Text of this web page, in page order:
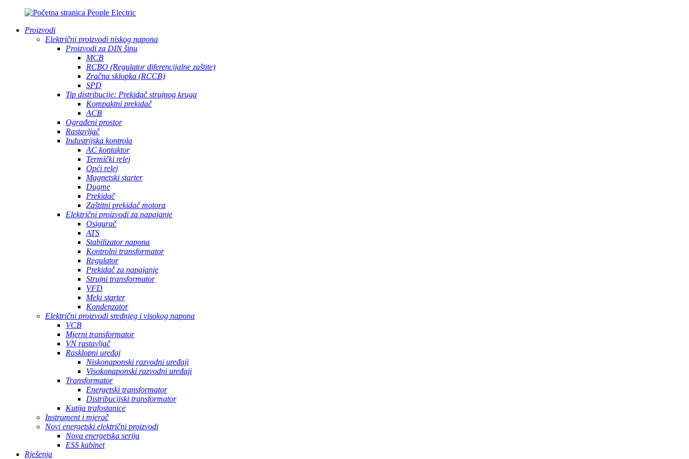
Proizvodi
Električni proizvodi niskog napona
Proizvodi za DIN šinu
MCB
RCBO (Regulator diferencijalne zaštite)
Zračna sklopka (RCCB)
SPD
Tip distribucije: Prekidač strujnog kruga
Kompaktni prekidač
ACB
Ograđeni prostor
Rastavljač
Industrijska kontrola
AC kontaktor
Termički relej
Opći relej
Magnetski starter
Dugme
Prekidač
Zaštitni prekidač motora
Električni proizvodi za napajanje
Osigurač
ATS
Stabilizator napona
Kontrolni transformator
Regulator
Prekidač za napajanje
Strujni transformator
VFD
Meki starter
Kondenzator
Električni proizvodi srednjeg i visokog napona
VCB
Mjerni transformator
VN rastavljač
Rasklopni uređaj
Niskonaponski razvodni uređaji
Visokonaponski razvodni uređaji
Transformator
Energetski transformator
Distribucijski transformator
Kutija trafostanice
Instrument i mjerač
Novi energetski električni proizvodi
Nova energetska serija
ESS kabinet
Rješenja